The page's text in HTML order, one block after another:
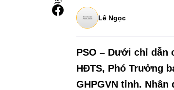
Lê Ngọc
PSO – Dưới chỉ dẫn
HĐTS, Phó Trưởng
GHPGVN tỉnh. Nhân